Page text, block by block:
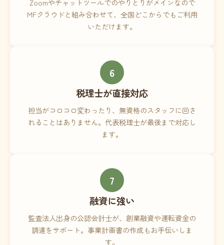
Zoomやチャットツールでのやりとりがメインなので
MFクラウドと組み合わせて、全国どこからでもご利用
いただけます。
6
税理士が直接対応
担当がコロコロ変わったり、無資格のスタッフに回さ
れることはありません。代表税理士が最後まで対応し
ます。
7
融資に強い
監査法人出身の公認会計士が、創業融資や運転資金の
調達をサポート。事業計画書の作成もお手伝いしま
す。